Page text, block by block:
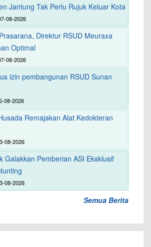
Jantung Tak Perlu Rujuk Keluar Kota
08-2026
Direktur RSUD Meuraxa
Optimal
08-2026
izin pembangunan RSUD Sunan
08-2026
Remajakan Alat Kedokteran
08-2026
Galakkan Pemberian ASI Eksklusif
08-2026
Semua Berita